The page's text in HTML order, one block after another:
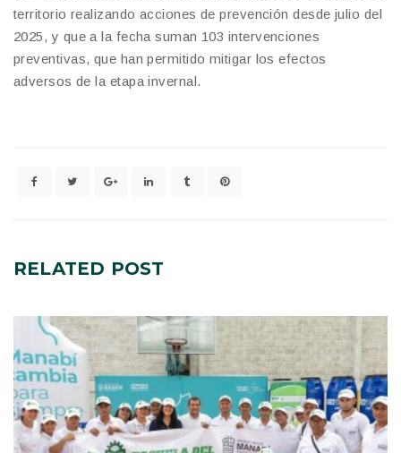
territorio realizando acciones de prevención desde julio del
2025, y que a la fecha suman 103 intervenciones
preventivas, que han permitido mitigar los efectos
adversos de la etapa invernal.
RELATED POST